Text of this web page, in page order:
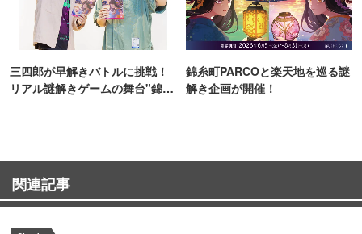
三四郎が早解きバトルに挑戦！
リアル謎解きゲームの舞台"錦糸
錦糸町PARCOと楽天地を巡る謎
解き企画が開催！
関連記事